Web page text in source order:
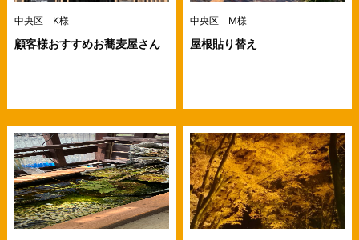
中央区 K様
顧客様おすすめお蕎麦屋さん
中央区 M様
屋根貼り替え